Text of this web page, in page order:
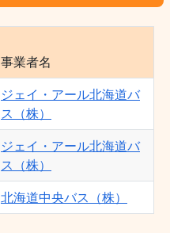
事業者名
ジェイ・アール北海道バ
ス（株）
ジェイ・アール北海道バ
ス（株）
北海道中央バス（株）